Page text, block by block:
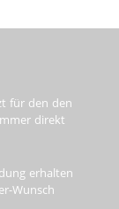
für den den
direkt
erhalten
Wunsch